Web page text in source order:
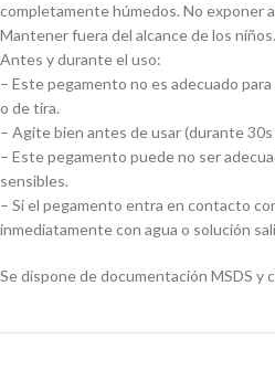
completamente húmedos. No exponer
Mantener fuera del alcance de los niños.
Antes y durante el uso:
– Este pegamento no es adecuado
o de tira.
– Agite bien antes de usar (durante 30s
– Este pegamento puede no ser
sensibles.
– Si el pegamento entra en contacto
inmediatamente con agua o solución
Se dispone de documentación MSDS y